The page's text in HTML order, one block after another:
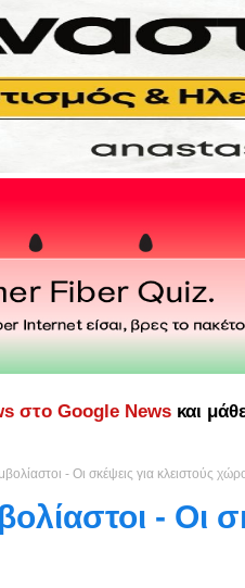
στο Google News και
- Οι σκέψεις για κλειστούς
- Οι